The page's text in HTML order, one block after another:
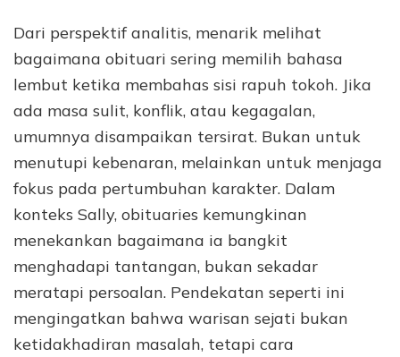
Dari perspektif analitis, menarik melihat
bagaimana obituari sering memilih bahasa
lembut ketika membahas sisi rapuh tokoh. Jika
ada masa sulit, konflik, atau kegagalan,
umumnya disampaikan tersirat. Bukan untuk
menutupi kebenaran, melainkan untuk menjaga
fokus pada pertumbuhan karakter. Dalam
konteks Sally, obituaries kemungkinan
menekankan bagaimana ia bangkit
menghadapi tantangan, bukan sekadar
meratapi persoalan. Pendekatan seperti ini
mengingatkan bahwa warisan sejati bukan
ketidakhadiran masalah, tetapi cara